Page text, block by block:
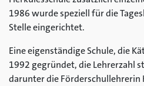
1986 wurde speziell für die
Stelle eingerichtet.
Eine eigenständige Schule, die
1992 gegründet, die Lehrerzahl
darunter die Förderschullehrerin